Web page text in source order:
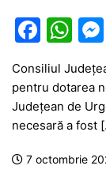
F
a
c
e
b
o
W
at
s
A
p
Consiliul
pentru dotarea
Județean de
necesară a fost
7 octombrie